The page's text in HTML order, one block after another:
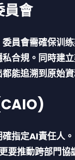
員會
員會需確保训
合規 。同時建
能追溯到原始
指定AI責任人。
要推動跨部門協